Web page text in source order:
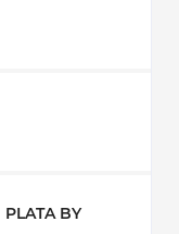
PLATA BY